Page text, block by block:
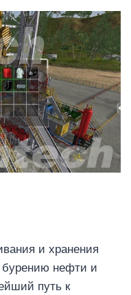
и хранения
бурению нефти и
путь к